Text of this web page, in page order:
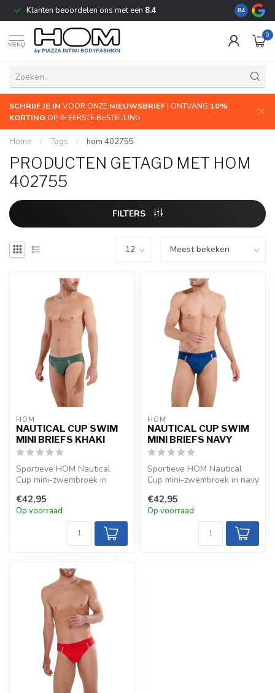
Klanten beoordelen ons met een 8.4 De
8.4
MENU
0
SCHRIJF JE IN VOOR ONZE NIEUWSBRIEF| ONTVANG 10%
KORTING OP JE EERSTE BESTELLING
Home / Tags / hom 402755
PRODUCTEN GETAGD MET HOM
402755
FILTERS
HOM
NAUTICAL CUP SWIM
MINI BRIEFS KHAKI
Sportieve HOM Nautical
Cup mini-zwembroek in
elastische...
€42,95
Op voorraad
HOM
NAUTICAL CUP SWIM
MINI BRIEFS NAVY
Sportieve HOM Nautical
Cup mini-zwembroek in navy
elastische ...
€42,95
Op voorraad